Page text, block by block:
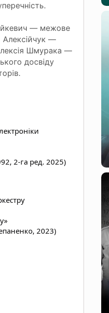
— межове
Алексійчук —
Шмурака —
досвіду
2-га ред. 2025)
2023)